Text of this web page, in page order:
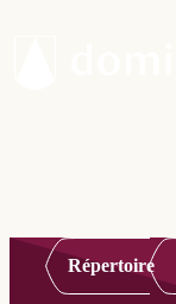
Répertoire